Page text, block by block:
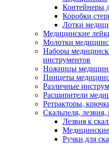
Контейнеры
Коробки
Лотки
Медицинские
Молотки
Наборы
инструментов
Ножницы
Пинцеты
Различные
Расширители
Ретракторы,
Скальпеля, лезвия,
Лезвия к
Ручки для